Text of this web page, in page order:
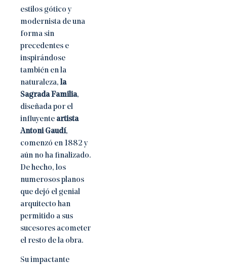
estilos gótico y
modernista de una
forma sin
precedentes e
inspirándose
también en la
naturaleza,la
Sagrada Familia,
diseñada por el
influyente artista
Antoni Gaudí,
comenzó en 1882 y
aún no ha finalizado.
De hecho, los
numerosos planos
que dejó el genial
arquitecto han
permitido a sus
sucesores acometer
el resto de la obra.
Su impactante